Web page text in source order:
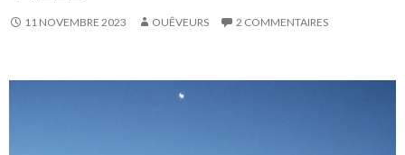
11 NOVEMBRE 2023 OUÊVEURS 2 COMMENTAIRES